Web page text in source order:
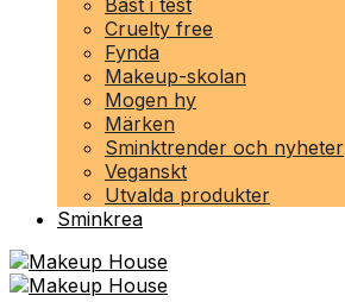
Bäst i test
Cruelty free
Fynda
Makeup-skolan
Mogen hy
Märken
Sminktrender och nyheter
Veganskt
Utvalda produkter
Sminkrea